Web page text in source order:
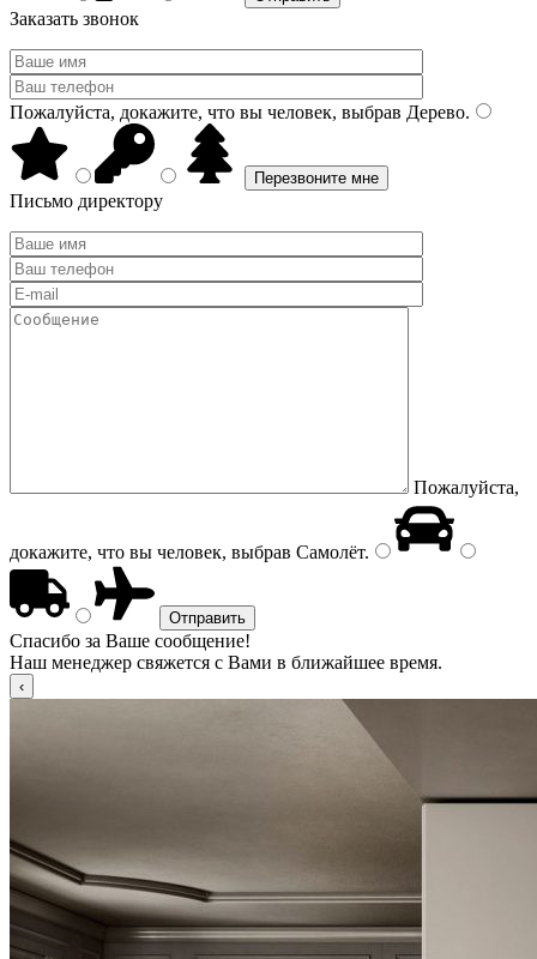
Заказать звонок
Пожалуйста, докажите, что вы человек, выбрав Дерево.
Письмо директору
Пожалуйста,
докажите, что вы человек, выбрав Самолёт.
Спасибо за Ваше сообщение!
Наш менеджер свяжется с Вами в ближайшее время.